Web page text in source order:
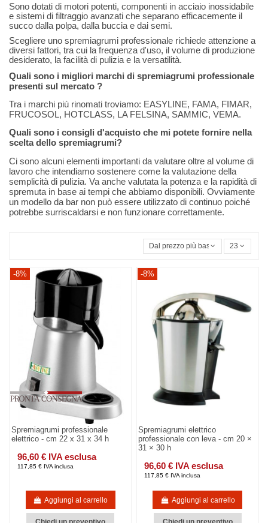
Sono dotati di motori potenti, componenti in acciaio inossidabile
e sistemi di filtraggio avanzati che separano efficacemente il
succo dalla polpa, dalla buccia e dai semi.
Scegliere uno spremiagrumi professionale richiede attenzione a
diversi fattori, tra cui la frequenza d'uso, il volume di produzione
desiderato, la facilità di pulizia e la versatilità.
Quali sono i migliori marchi di spremiagrumi professionale
presenti sul mercato ?
Tra i marchi più rinomati troviamo: EASYLINE, FAMA, FIMAR,
FRUCOSOL, HOTCLASS, LA FELSINA, SAMMIC, VEMA.
Quali sono i consigli d'acquisto che mi potete fornire nella
scelta dello spremiagrumi?
Ci sono alcuni elementi importanti da valutare oltre al volume di
lavoro che intendiamo sostenere come la valutazione della
semplicità di pulizia. Va anche valutata la potenza e la rapidità di
spremuta in base ai tempi che abbiamo disponibili. Ovviamente
un modello da bar non può essere utilizzato di continuo poiché
potrebbe surriscaldarsi e non funzionare correttamente.
Dal prezzo più basso 23
-8%
Spremiagrumi professionale
elettrico - cm 22 x 31 x 34 h
96,60 € IVA esclusa
117,85 € IVA inclusa
Aggiungi al carrello
-8%
Spremiagrumi elettrico
professionale con leva - cm 20 ×
31 × 30 h
96,60 € IVA esclusa
117,85 € IVA inclusa
Aggiungi al carrello